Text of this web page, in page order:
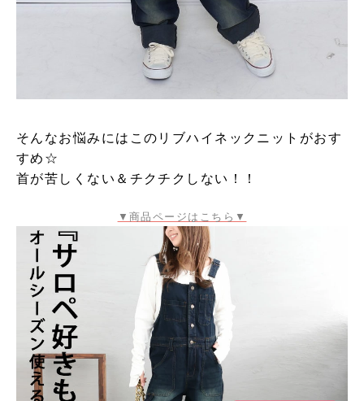
そんなお悩みにはこのリブハイネックニットがおす
すめ☆
首が苦しくない＆チクチクしない！！
▼商品ページはこちら▼